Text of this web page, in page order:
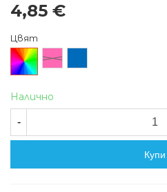
4,85 €
Цвят
Произволен/
микс
Розов
Налично
-
Купи